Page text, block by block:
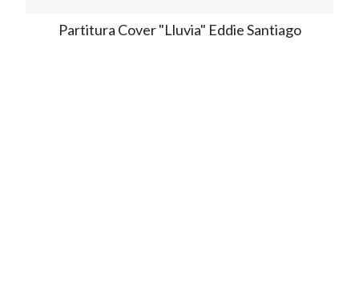
Partitura Cover "Lluvia" Eddie Santiago